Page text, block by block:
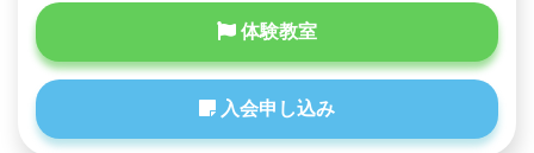
体験教室
入会申し込み